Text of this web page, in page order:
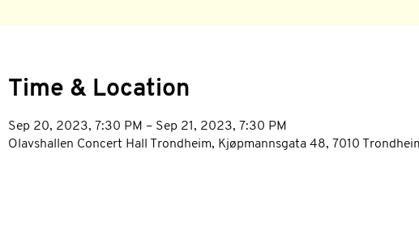
Time & Location
Sep 20, 2023, 7:30 PM – Sep 21, 2023, 7:30 PM
Olavshallen Concert Hall Trondheim, Kjøpmannsgata 48, 7010